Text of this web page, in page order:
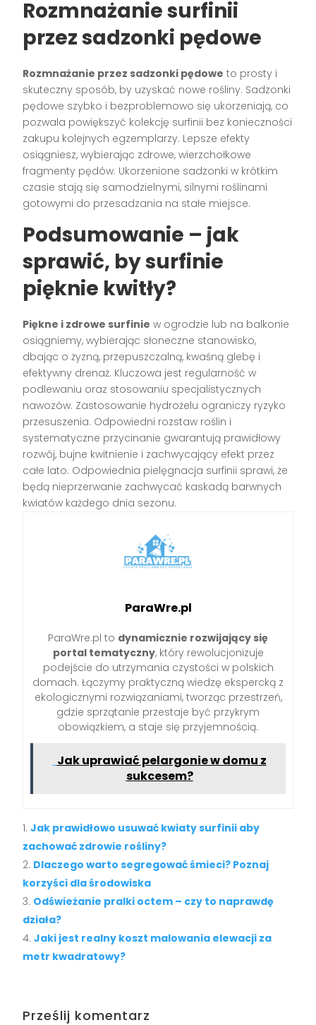
Rozmnażanie surfinii
przez sadzonki pędowe
Rozmnażanie przez sadzonki pędowe to prosty i
skuteczny sposób, by uzyskać nowe rośliny. Sadzonki
pędowe szybko i bezproblemowo się ukorzeniają, co
pozwala powiększyć kolekcję surfinii bez konieczności
zakupu kolejnych egzemplarzy. Lepsze efekty
osiągniesz, wybierając zdrowe, wierzchołkowe
fragmenty pędów. Ukorzenione sadzonki w krótkim
czasie stają się samodzielnymi, silnymi roślinami
gotowymi do przesadzania na stałe miejsce.
Podsumowanie – jak
sprawić, by surfinie
pięknie kwitły?
Piękne i zdrowe surfinie w ogrodzie lub na balkonie
osiągniemy, wybierając słoneczne stanowisko,
dbając o żyzną, przepuszczalną, kwaśną glebę i
efektywny drenaż. Kluczowa jest regularność w
podlewaniu oraz stosowaniu specjalistycznych
nawozów. Zastosowanie hydrożelu ograniczy ryzyko
przesuszenia. Odpowiedni rozstaw roślin i
systematyczne przycinanie gwarantują prawidłowy
rozwój, bujne kwitnienie i zachwycający efekt przez
całe lato. Odpowiednia pielęgnacja surfinii sprawi, że
będą nieprzerwanie zachwycać kaskadą barwnych
kwiatów każdego dnia sezonu.
ParaWre.pl
ParaWre.pl to dynamicznie rozwijający się
portal tematyczny, który rewolucjonizuje
podejście do utrzymania czystości w polskich
domach. Łączymy praktyczną wiedzę ekspercką z
ekologicznymi rozwiązaniami, tworząc przestrzeń,
gdzie sprzątanie przestaje być przykrym
obowiązkiem, a staje się przyjemnością.
Jak uprawiać pelargonie w domu z
sukcesem?
Jak prawidłowo usuwać kwiaty surfinii aby
zachować zdrowie rośliny?
Dlaczego warto segregować śmieci? Poznaj
korzyści dla środowiska
Odświeżanie pralki octem – czy to naprawdę
działa?
Jaki jest realny koszt malowania elewacji za
metr kwadratowy?
Prześlij komentarz